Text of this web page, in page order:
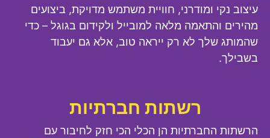
עיצוב נקי ומודרני, חוויית משתמש מדויקת, ביצועים
מהירים והתאמה מלאה למובייל ולקידום בגוגל – כדי
שהמותג שלך לא רק ייראה טוב, אלא גם יעבוד
בשבילך.
רשתות חברתיות
הרשתות החברתיות הן הכלי הכי חזק לחיבור עם